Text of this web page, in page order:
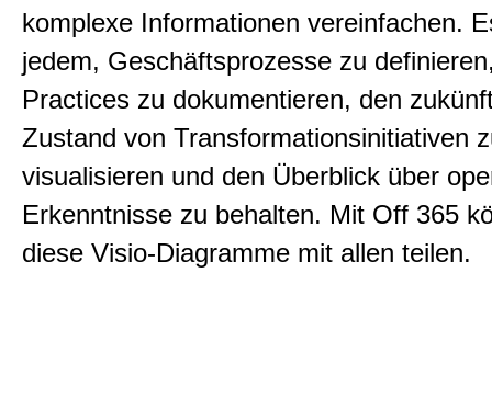
komplexe Informationen vereinfachen.
jedem, Geschäftsprozesse zu
Practices zu dokumentieren, den
Zustand von Transformationsinitiativen
visualisieren und den Überblick über
Erkenntnisse zu behalten. Mit Off 365
diese Visio-Diagramme mit allen teilen.